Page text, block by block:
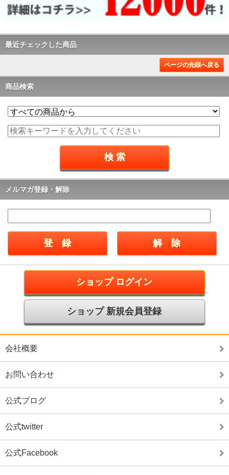
最近チェックした商品
ページの先頭へ戻る
商品検索
メルマガ登録・解除
ショップ ログイン
ショップ 新規会員登録
会社概要
お問い合わせ
公式ブログ
公式twitter
公式Facebook